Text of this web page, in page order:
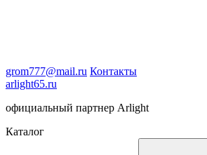
grom777@mail.ru Контакты
arlight65.ru
официальный партнер Arlight
Каталог